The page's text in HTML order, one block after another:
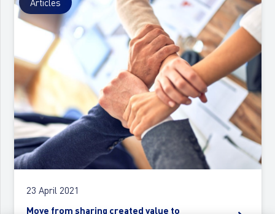
23 April 2021
Move from sharing created value to